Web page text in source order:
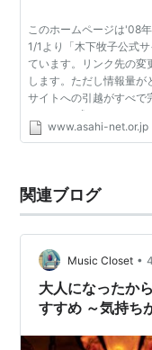
このホームページは'08
1/1より「木下牧子公式
ています。リンク先の変
します。ただし情報量が
サイトへの引越がすべで
らのHPも残してありま
ト」「Q&A」「ひとりご
www.asahi-net.or.jp
関連ブログ
Music Closet •
大人になったか
すすめ ～気持ち